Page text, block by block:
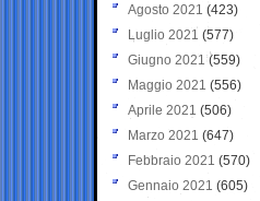
Agosto 2021 (423)
Luglio 2021 (577)
Giugno 2021(559)
Maggio 2021 (556)
Aprile 2021 (506)
Marzo 2021 (647)
Febbraio 2021 (570)
Gennaio 2021 (605)